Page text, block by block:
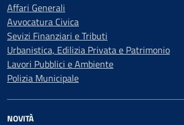
Affari Generali
Avvocatura Civica
Sevizi Finanziari e Tributi
Urbanistica, Edilizia Privata e Patrimonio
Lavori Pubblici e Ambiente
Polizia Municipale
NOVITÀ